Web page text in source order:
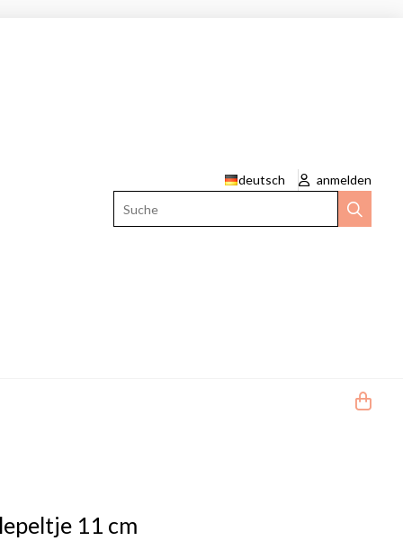
deutsch
anmelden
11 cm